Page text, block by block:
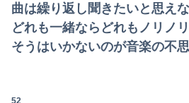
曲は繰り返し聞きたいと思え
どれも一緒ならどれもノリノ
そうはいかないのが音楽の不
52